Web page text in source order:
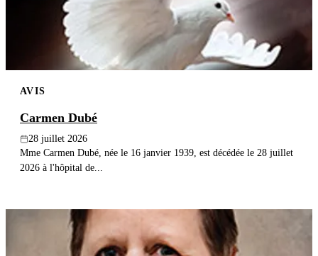
Recherche
AVIS
Carmen Dubé
28 juillet 2026
Mme Carmen Dubé, née le 16 janvier 1939, est décédée le 28 juillet
2026 à l'hôpital de...